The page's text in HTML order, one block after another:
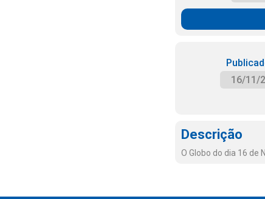
16/11/
Descrição
O Globo do dia 16 de